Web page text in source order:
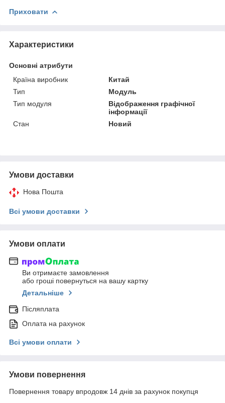
Приховати
Характеристики
Основні атрибути
Країна виробник
Китай
Тип
Модуль
Тип модуля
Відображення графічної
інформації
Стан
Новий
Умови доставки
Нова Пошта
Всі умови доставки
Умови оплати
Ви отримаєте замовлення
або гроші повернуться на вашу картку
Детальніше
Післяплата
Оплата на рахунок
Всі умови оплати
Умови повернення
Повернення товару впродовж 14 днів за рахунок покупця